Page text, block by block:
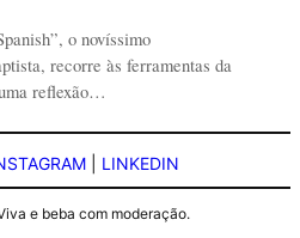
o novíssimo
recorre às ferramentas da
reflexão…
LINKEDIN
e beba com moderação.